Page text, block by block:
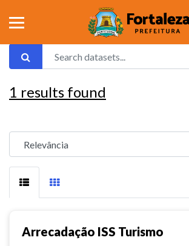
1 results found
Arrecadação ISS Turismo